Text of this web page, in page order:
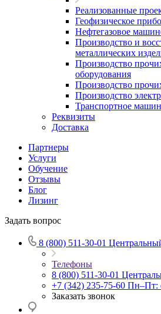
Реализованные
Геофизическое
Нефтегазовое
Производство и
металлических
Производство
оборудования
Производство
Производство
Транспортное
Реквизиты
Доставка
Партнеры
Услуги
Обучение
Отзывы
Блог
Лизинг
Задать вопрос
8 (800) 511-30-01
Телефоны
8 (800) 511-30-01
+7 (342) 235-75-60 Пн–Пт:
Заказать звонок